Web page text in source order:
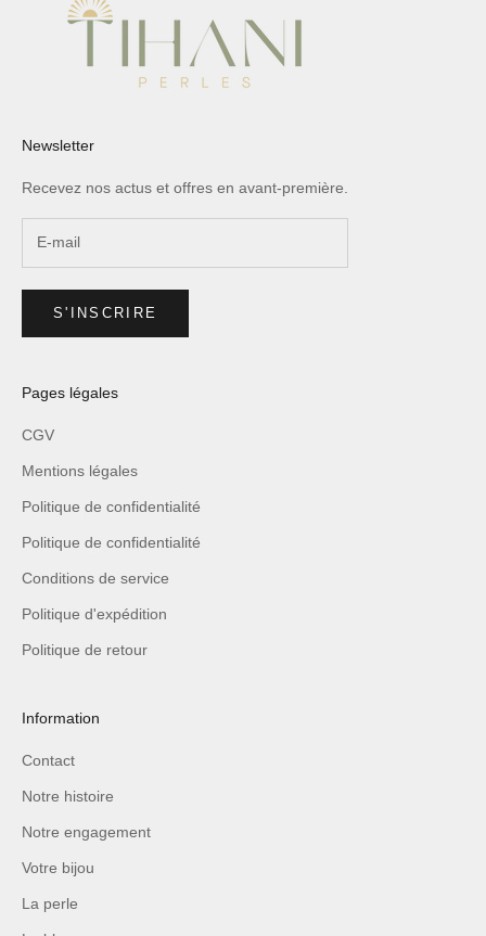
Newsletter
Recevez nos actus et offres en avant-première.
S'INSCRIRE
Pages légales
CGV
Mentions légales
Politique de confidentialité
Politique de confidentialité
Conditions de service
Politique d'expédition
Politique de retour
Information
Contact
Notre histoire
Notre engagement
Votre bijou
La perle